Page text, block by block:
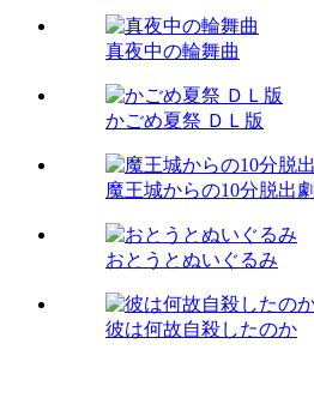
真夜中の輪舞曲
かごめ夏祭 ＤＬ版
魔王城からの10分脱出劇
おとうとぬいぐるみ
彼は何故自殺したのか